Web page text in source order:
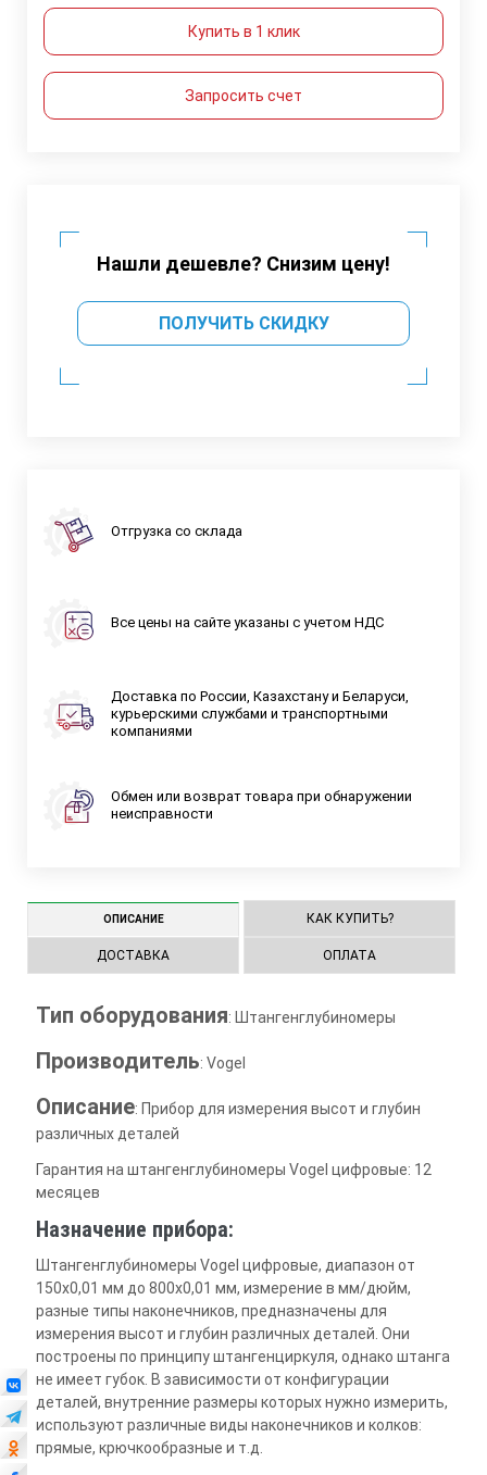
Купить в 1 клик
Запросить счет
Нашли дешевле? Снизим цену!
ПОЛУЧИТЬ СКИДКУ
Отгрузка со склада
Все цены на сайте указаны с учетом НДС
Доставка по России, Казахстану и Беларуси,
курьерскими службами и транспортными
компаниями
Обмен или возврат товара при обнаружении
неисправности
ОПИСАНИЕ КАК КУПИТЬ?
ДОСТАВКА ОПЛАТА
Тип оборудования: Штангенглубиномеры
Производитель: Vogel
Описание: Прибор для измерения высот и глубин
различных деталей
Гарантия на штангенглубиномеры Vogel цифровые: 12
месяцев
Назначение прибора:
Штангенглубиномеры Vogel цифровые, диапазон от
150х0,01 мм до 800х0,01 мм, измерение в мм/дюйм,
разные типы наконечников, предназначены для
измерения высот и глубин различных деталей. Они
построены по принципу штангенциркуля, однако штанга
не имеет губок. В зависимости от конфигурации
деталей, внутренние размеры которых нужно измерить,
используют различные виды наконечников и колков:
прямые, крючкообразные и т.д.